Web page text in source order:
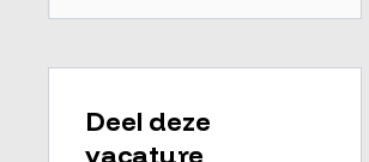
Deel deze
vacature